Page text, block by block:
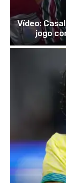
Vídeo:
jogo